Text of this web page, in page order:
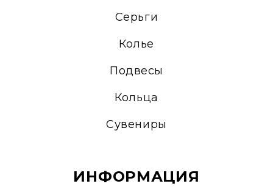
Серьги
Колье
Подвесы
Кольца
Сувениры
ИНФОРМАЦИЯ